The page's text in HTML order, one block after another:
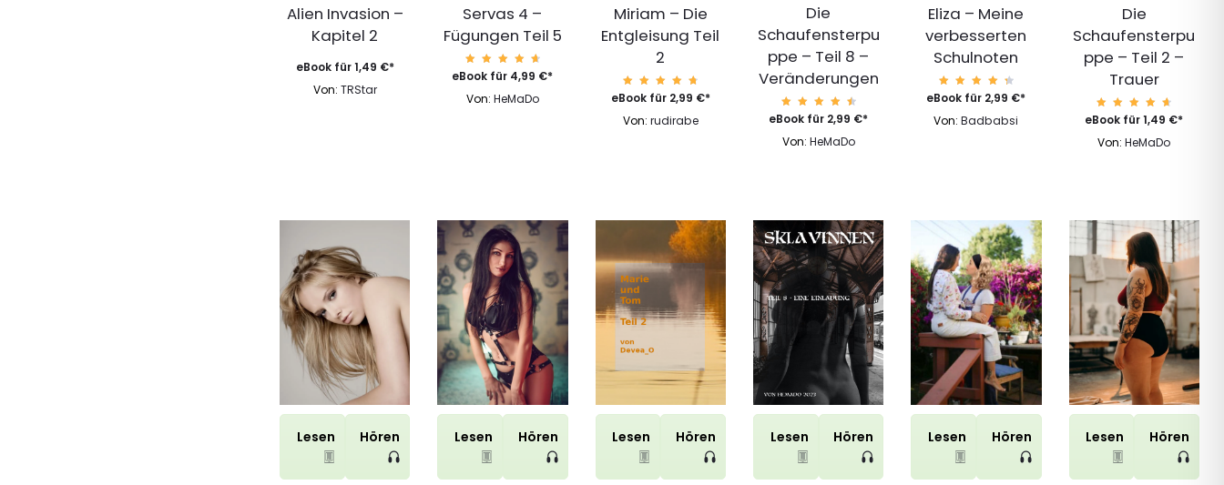
Alien Invasion –
Kapitel 2
eBook für1,49 €*
Von: TRStar
Servas 4 –
Fügungen Teil 5
Bewert
et mit
von 5
eBook für 4,99 €*
Von: HeMaDo
Miriam – Die
Entgleisung Teil
2
Bewert
et mit
von 5
eBook für 2,99 €*
Von: rudirabe
Die
Schaufensterpu
ppe – Teil 8 –
Veränderungen
Bewert
et mit
von 5
eBook für 2,99 €*
Von: HeMaDo
Eliza – Meine
verbesserten
Schulnoten
Bewert
et mit
von 5
eBook für 2,99 €*
Von:Badbabsi
Die
Schaufensterpu
ppe – Teil 2 –
Trauer
Bewert
et mit
von 5
eBook für1,49 €*
Von:HeMaDo
Lesen Hören Lesen Hören Lesen Hören Lesen Hören Lesen Hören Lesen Hören